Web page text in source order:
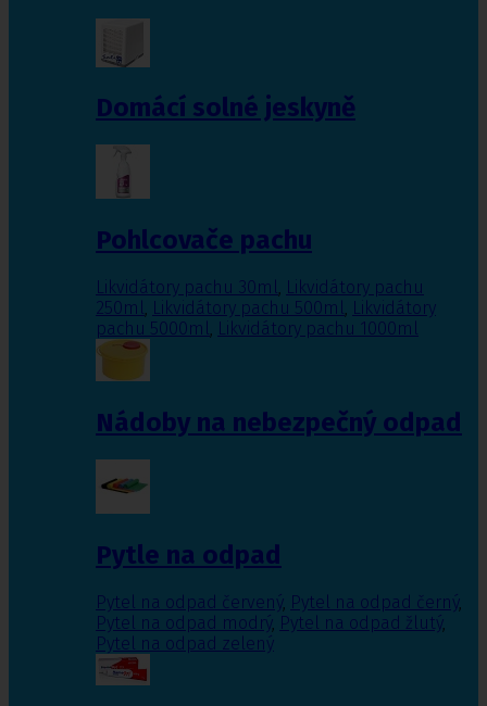
Domácí solné jeskyně
Pohlcovače pachu
Likvidátory pachu 30ml, Likvidátory pachu
250ml, Likvidátory pachu 500ml, Likvidátory
pachu 5000ml, Likvidátory pachu 1000ml
Nádoby na nebezpečný odpad
Pytle na odpad
Pytel na odpad červený, Pytel na odpad černý,
Pytel na odpad modrý, Pytel na odpad žlutý,
Pytel na odpad zelený